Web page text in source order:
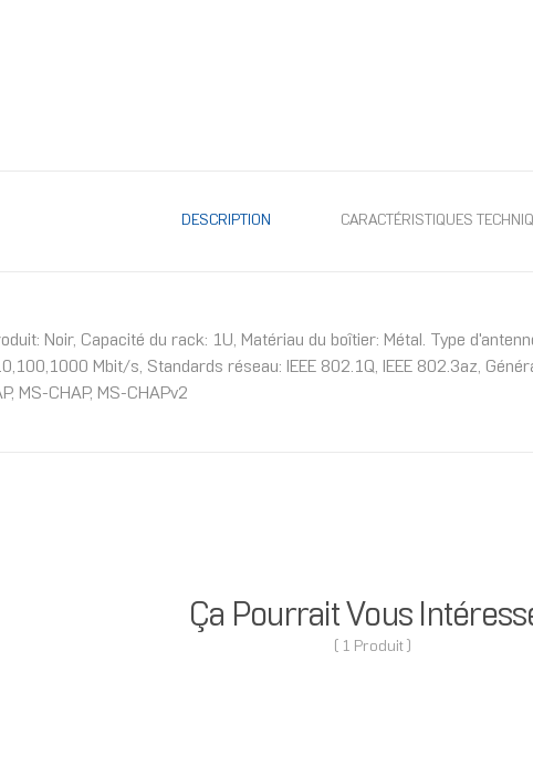
DESCRIPTION CARACTÉRISTIQUES
Noir, Capacité du rack: 1U, Matériau du boîtier: Métal. Type
Mbit/s, Standards réseau: IEEE 802.1Q, IEEE 802.3az,
MS-CHAP, MS-CHAPv2
Ça Pourrait Vous
( 1 Produit )